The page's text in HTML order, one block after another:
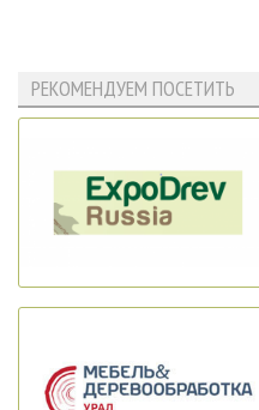
РЕКОМЕНДУЕМ ПОСЕТИТЬ